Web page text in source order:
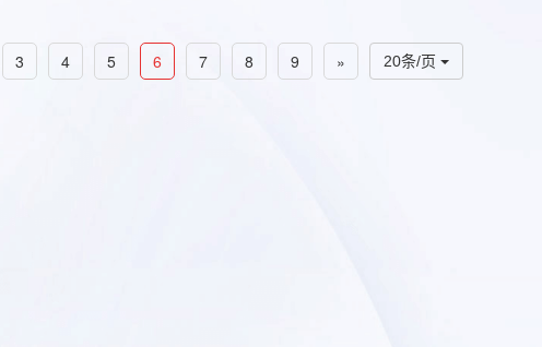
20条/页
3 4 5 6 7 8 9 »